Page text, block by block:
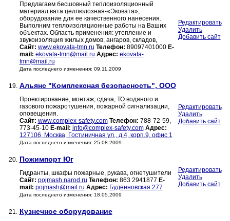
Предлагаем бесшовный теплоизоляционный
материал вата целлюлозная-«Эковата»,
оборудование для ее качественного нанесения.
Выполним теплоизоляционные работы на Ваших
объектах. Область применения: утепление и
звукоизоляция жилых домов, ангаров, складов,
Сайт: www.ekovata-tmn.ru Телефон: 89097401000 E-
mail: ekovata-tmn@mail.ru Адрес: ekovata-
tmn@mail.ru
Дата последнего изменения: 09.11.2009
Редактировать
Удалить
Добавить сайт
19. Альянс "Комплексная безопасность", ООО
Проектирование, монтаж, сдача, ТО водяного и
газового пожаротушения, пожарной сигнализации,
оповещения.
Сайт: www.complex-safety.com Телефон: 788-72-59,
773-45-10 E-mail: info@complex-safety.com Адрес:
127106, Москва, Гостиничная ул., д.4, корп.9, офис 1
Дата последнего изменения: 25.08.2009
Редактировать
Удалить
Добавить сайт
20. Пожимпорт Юг
Гидранты, шкафы пожарные, рукава, огнетушители
Сайт: pojmash.narod.ru Телефон: 863 2941877 E-
mail: pojmash@mail.ru Адрес: Буденновская 277
Дата последнего изменения: 18.05.2009
Редактировать
Удалить
Добавить сайт
21. Кузнечное оборудование